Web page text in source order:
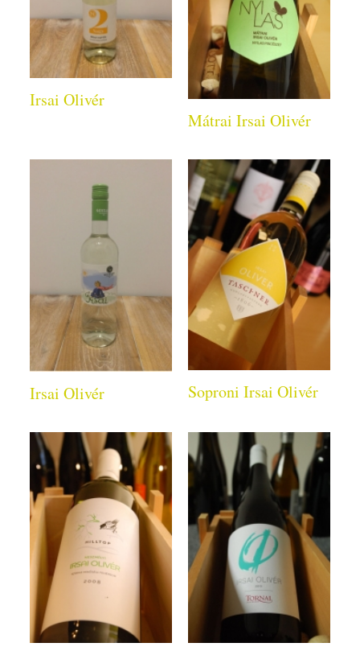
Irsai Olivér
Mátrai Irsai Olivér
Irsai Olivér Soproni Irsai Olivér